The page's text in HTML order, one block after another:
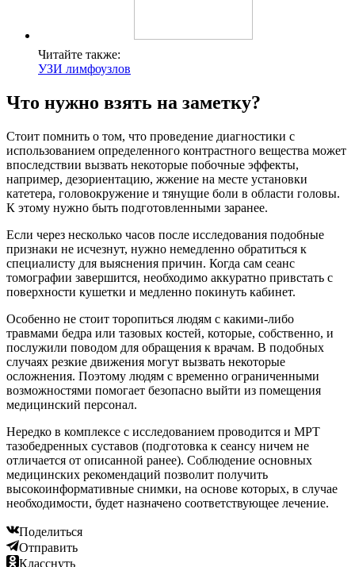
Читайте также:
УЗИ лимфоузлов
Что нужно взять на заметку?
Стоит помнить о том, что проведение диагностики с
использованием определенного контрастного вещества может
впоследствии вызвать некоторые побочные эффекты,
например, дезориентацию, жжение на месте установки
катетера, головокружение и тянущие боли в области головы.
К этому нужно быть подготовленными заранее.
Если через несколько часов после исследования подобные
признаки не исчезнут, нужно немедленно обратиться к
специалисту для выяснения причин. Когда сам сеанс
томографии завершится, необходимо аккуратно привстать с
поверхности кушетки и медленно покинуть кабинет.
Особенно не стоит торопиться людям с какими-либо
травмами бедра или тазовых костей, которые, собственно, и
послужили поводом для обращения к врачам. В подобных
случаях резкие движения могут вызвать некоторые
осложнения. Поэтому людям с временно ограниченными
возможностями помогает безопасно выйти из помещения
медицинский персонал.
Нередко в комплексе с исследованием проводится и МРТ
тазобедренных суставов (подготовка к сеансу ничем не
отличается от описанной ранее). Соблюдение основных
медицинских рекомендаций позволит получить
высокоинформативные снимки, на основе которых, в случае
необходимости, будет назначено соответствующее лечение.
Поделиться
Отправить
Класснуть